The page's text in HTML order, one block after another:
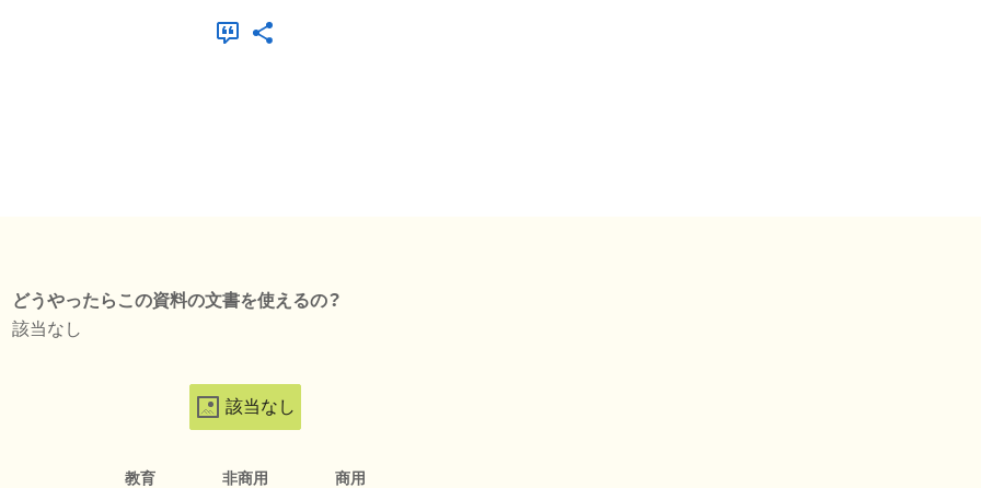
どうやったらこの資料の文書を使えるの？
該当なし
該当なし
教育 非商用 商用